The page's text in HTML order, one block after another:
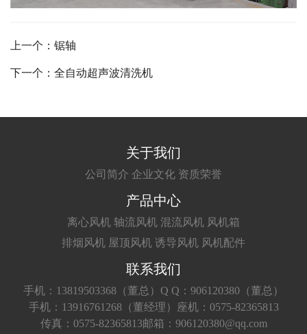
上一个：锯轴
下一个：全自动超声波清洗机
关于我们
公司简介 企业文化 资质荣誉
产品中心
离心风机 轴流风机 混流风机 风机箱
排烟风机 屋顶风机 诱导风机 风机配件
联系我们
手机：13819503368（董总） Q Q：906120380（董总）
手机：13916761268（董经理）
座机：0575-82365813
传真：0575-82365813邮箱：906120380@qq.com